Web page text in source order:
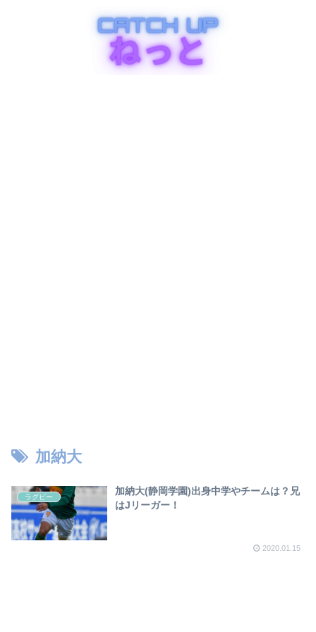
加納大
ラグビー
加納大(静岡学園)出身中学やチームは？兄
はJリーガー！
2020.01.15